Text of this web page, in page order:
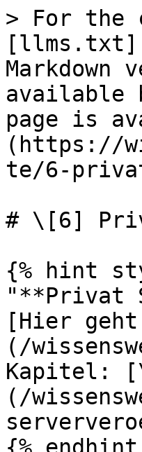
> For the
Markdown
available
page is
(https://
te/6-
# \[6]
{% hint
"**Privat
[Hier
(/
Kapitel:
(/